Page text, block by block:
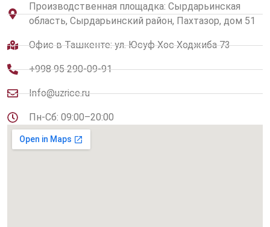
Производственная площадка: Сырдарьинская
область, Сырдарьинский район, Пахтазор, дом 51
Офис в Ташкенте: ул. Юсуф Хос Ходжиба 73
+998 95 290-09-91
Info@uzrice.ru
Пн-Сб: 09:00–20:00